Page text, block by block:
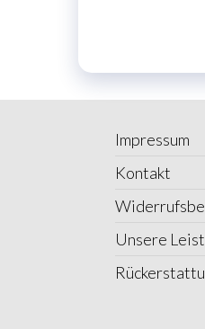
Impressum
Kontakt
Unsere